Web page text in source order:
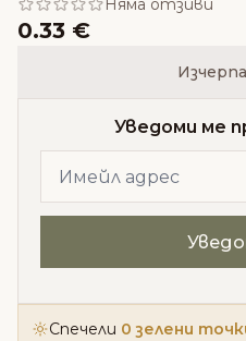
Няма отзиви
0.33 €
Уведоми ме
Спечели 0 зелени